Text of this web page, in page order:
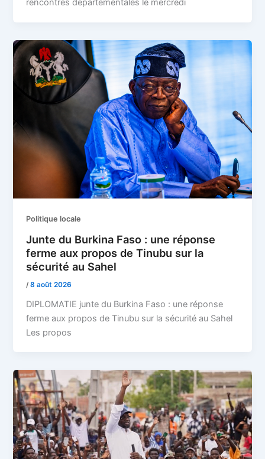
rencontres départementales le mercredi
Politique locale
Junte du Burkina Faso : une réponse
ferme aux propos de Tinubu sur la
sécurité au Sahel
/8 août 2026
DIPLOMATIE junte du Burkina Faso : une réponse
ferme aux propos de Tinubu sur la sécurité au Sahel
Les propos